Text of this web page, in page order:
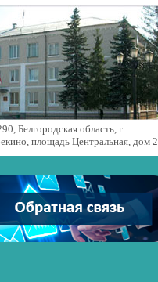
Белгородская область, г.
площадь Центральная, дом 2